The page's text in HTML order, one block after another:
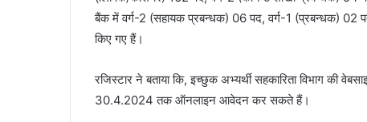
बैंक में वर्ग-2 (सहायक प्रबन्धक) 06 पद, वर्ग-1 (प्रबन्धक)
किए गए हैं।
रजिस्टार ने बताया कि, इच्छुक अभ्यर्थी सहकारिता विभाग
30.4.2024 तक ऑनलाइन आवेदन कर सकते हैं।